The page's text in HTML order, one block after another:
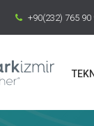
+90(232) 765 90